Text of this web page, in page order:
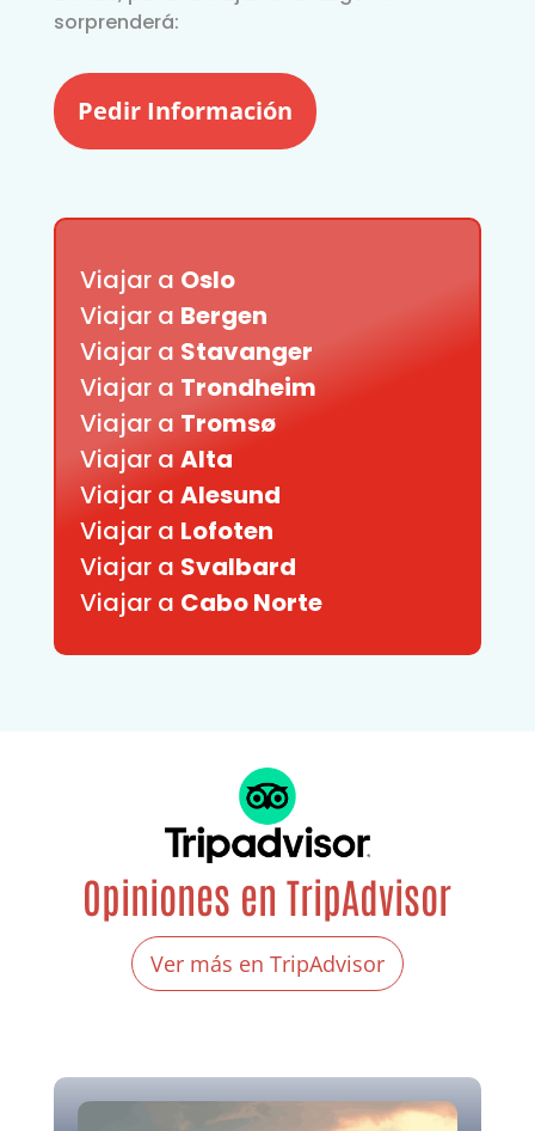
sorprenderá:
Pedir Información
Viajar a Oslo
Viajar a Bergen
Viajar a Stavanger
Viajar a Trondheim
Viajar a Tromsø
Viajar a Alta
Viajar a Alesund
Viajar a Lofoten
Viajar a Svalbard
Viajar a Cabo Norte
Opiniones en TripAdvisor
Ver más en TripAdvisor